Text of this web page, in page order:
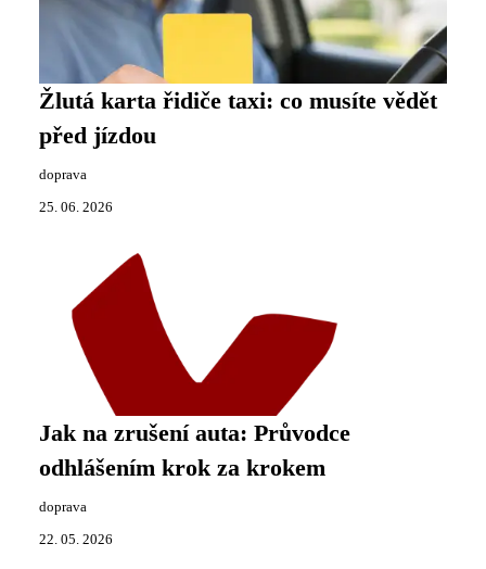
Žlutá karta řidiče taxi: co musíte vědět
před jízdou
doprava
25. 06. 2026
Jak na zrušení auta: Průvodce
odhlášením krok za krokem
doprava
22. 05. 2026